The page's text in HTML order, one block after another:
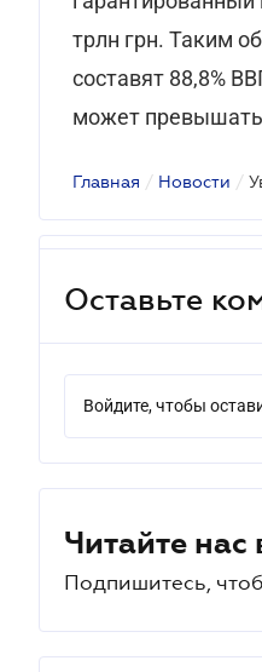
трлн грн. Таким
составят 88,8%
может
Главная / Новости /
Оставьте
Войдите, чтобы
Читайте нас
Подпишитесь,